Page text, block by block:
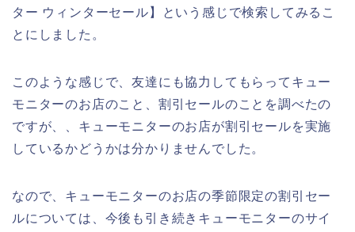
ター ウィンターセール】という感じで検索してみるこ
とにしました。
このような感じで、友達にも協力してもらってキュー
モニターのお店のこと、割引セールのことを調べたの
ですが、、キューモニターのお店が割引セールを実施
しているかどうかは分かりませんでした。
なので、キューモニターのお店の季節限定の割引セー
ルについては、今後も引き続きキューモニターのサイ